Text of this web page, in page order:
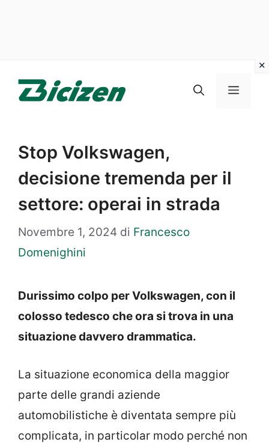
Menu
Stop Volkswagen,
decisione tremenda per il
settore: operai in strada
Novembre 1, 2024 di Francesco
Domenighini
Durissimo colpo per Volkswagen, con il
colosso tedesco che ora si trova in una
situazione davvero drammatica.
La situazione economica della maggior
parte delle grandi aziende
automobilistiche è diventata sempre più
complicata, in particolar modo perché non